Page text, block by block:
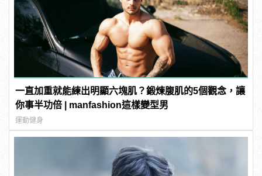
一直加重就能練出明顯六塊肌？鍛煉腹肌的5個觀念，讓
你事半功倍 | manfashion這樣變型男
運動健身